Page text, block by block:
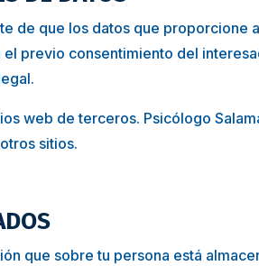
de que los datos que proporcione
previo consentimiento del
web de terceros. Psicólogo
sitios.
que sobre tu persona está